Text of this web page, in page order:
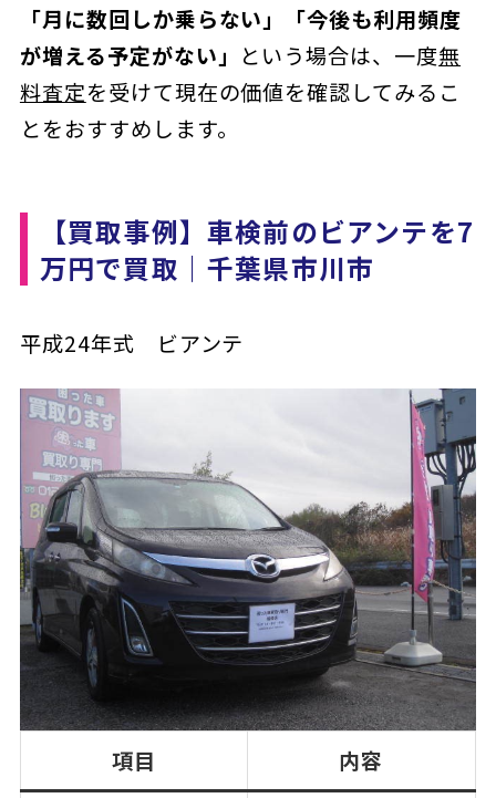
「月に数回しか乗らない」「今後も利用頻度
が増える予定がない」 という場合は、一度無
料査定を受けて現在の価値を確認してみるこ
とをおすすめします。
【買取事例】車検前のビアンテを7
万円で買取｜千葉県市川市
平成24年式 ビアンテ
項目 内容